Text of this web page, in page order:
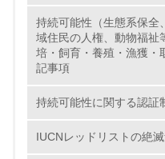
第三者
2.環境への取り
No.
持続可能性（生態系保全
域住民の人権、動物福祉
培・飼育・養殖・漁獲・
記事項
持続可能性に関する認証
IUCNレッドリストの絶